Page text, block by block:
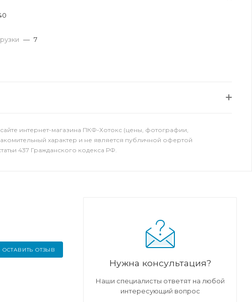
— 7
интернет-магазина ПКФ-Хотокс (цены, фотографии,
характер и не является публичной офертой
437 Гражданского кодекса РФ.
ОСТАВИТЬ ОТЗЫВ
Нужна консультация?
Наши специалисты ответят на любой
интересующий вопрос